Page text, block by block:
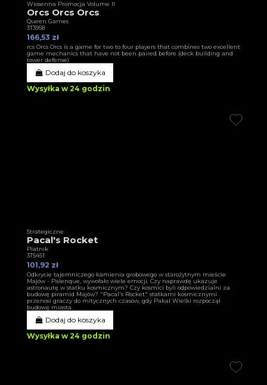
Wiosenna Promocja Volume II
Orcs Orcs Orcs
Queen Games
3T3958
166,53 zł
rcs Orcs Orcs is a game for two to four players that combines two excellent
game mechanics that have not been paired before (deck building and
tower defense)
Dodaj do koszyka
Wysyłka w 24 godzin
Strategiczne
Pacal's Rocket
Piatnik
3T5451
101,92 zł
Odkrycie tajemniczego kamienia grobowego w starożytnym mieście
Majów - Palenque, wywołało wiele emocji. Czy naprawdę ukazuje
astronautę w statku kosmicznym? Czy kosmici byli odpowiedzialni za
budowę piramid Majów? "Pacal's Rocket" statkami kosmicznymi
przenosi graczy do mitycznych czasów, gdy Pakal Wielki rozpoczął
budowę miasta.
Dodaj do koszyka
Wysyłka w 24 godzin